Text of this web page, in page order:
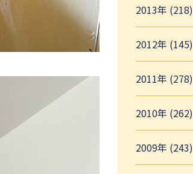
2013年 (218)
2012年 (145)
2011年 (278)
2010年 (262)
2009年 (243)